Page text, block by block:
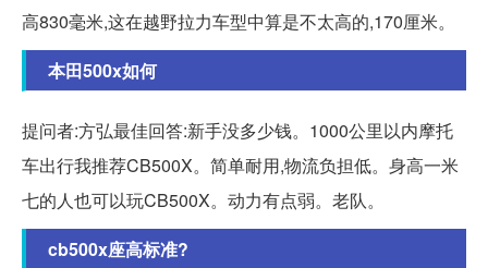
高830毫米,这在越野拉力车型中算是不太高的,170厘米。
本田500x如何
提问者:方弘最佳回答:新手没多少钱。1000公里以内摩托
车出行我推荐CB500X。简单耐用,物流负担低。身高一米
七的人也可以玩CB500X。动力有点弱。老队。
cb500x座高标准?